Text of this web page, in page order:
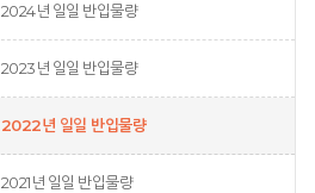
2024년 일일 반입물량
2023년 일일 반입물량
2022년 일일 반입물량
2021년 일일 반입물량